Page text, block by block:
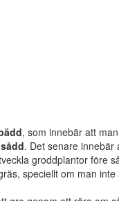
, som innebär att
. Det senare innebär
groddplantor före
speciellt om man